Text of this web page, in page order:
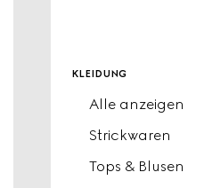
kleidung
Alle anzeigen
Strickwaren
Tops & Blusen​